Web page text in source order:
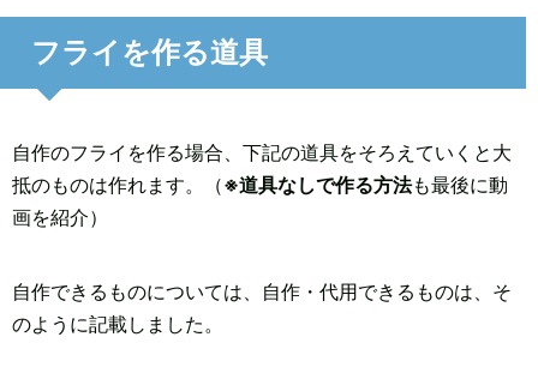
フライを作る道具
自作のフライを作る場合、下記の道具をそろえていくと大
抵のものは作れます。（※道具なしで作る方法も最後に動
画を紹介）
自作できるものについては、自作・代用できるものは、そ
のように記載しました。